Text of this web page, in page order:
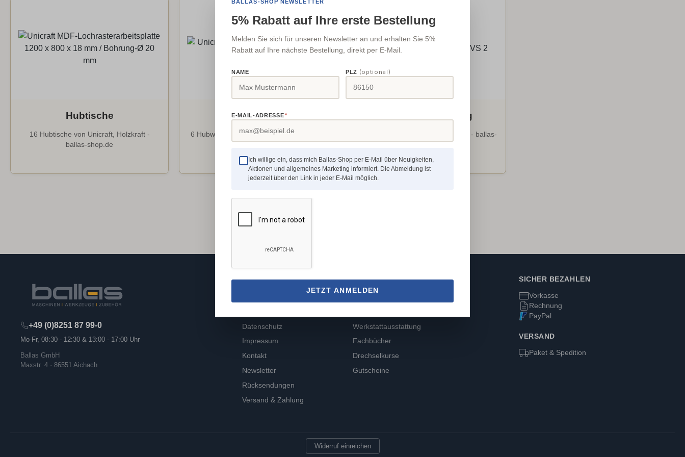
Hubtische
16 Hubtische von Unicraft, Holzkraft -
ballas-shop.de
Hubwagen
6 Hubwagen von Unicraft - ballas-shop.de
Werkstückfixierung
3 Werkstückfixierung von Holzkraft - ballas-
shop.de
BALLAS-SHOP NEWSLETTER
5% Rabatt auf Ihre erste Bestellung
Melden Sie sich für unseren Newsletter an und erhalten Sie 5%
Rabatt auf Ihre nächste Bestellung, direkt per E-Mail.
NAME PLZ (optional)
E-MAIL-ADRESSE*
Ich willige ein, dass mich Ballas-Shop per E-Mail über Neuigkeiten,
Aktionen und allgemeines Marketing informiert. Die Abmeldung ist
jederzeit über den Link in jeder E-Mail möglich.
JETZT ANMELDEN
+49 (0)8251 87 99-0
Mo-Fr, 08:30 - 12:30 & 13:00 - 17:00 Uhr
Ballas GmbH
Maxstr. 4 · 86551 Aichach
SERVICE
Datenschutz
Impressum
Kontakt
Newsletter
Rücksendungen
Versand & Zahlung
PRODUKTWELT
Werkstattausstattung
Fachbücher
Drechselkurse
Gutscheine
SICHER BEZAHLEN
Vorkasse
Rechnung
PayPal
VERSAND
Paket & Spedition
Widerruf einreichen